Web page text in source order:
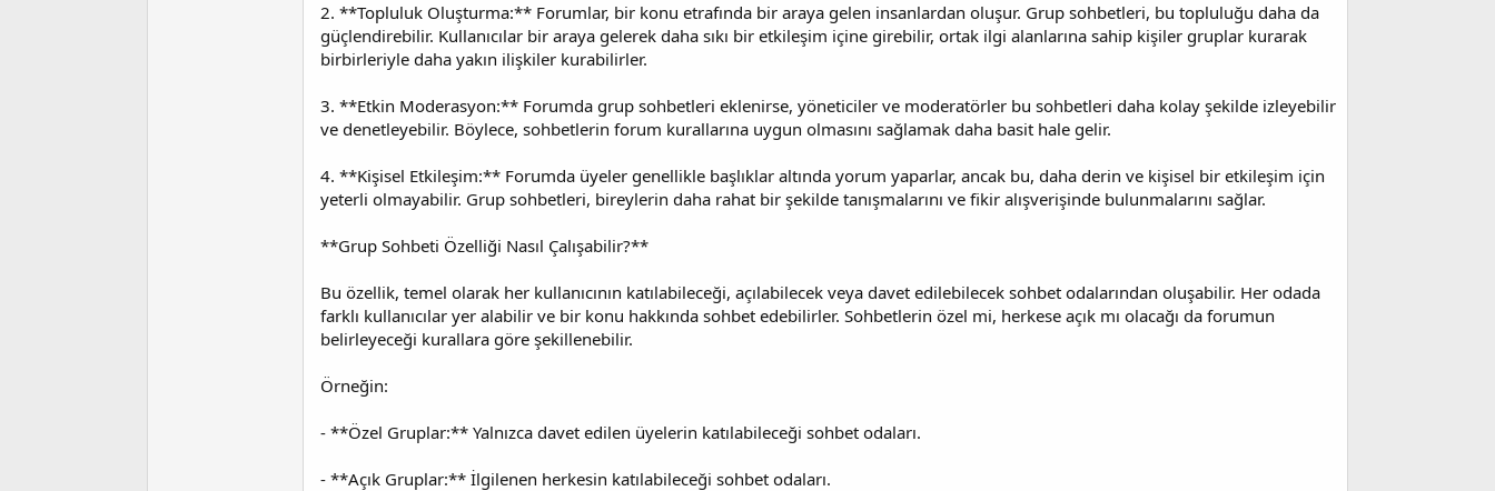
2. **Topluluk Oluşturma:** Forumlar, bir konu etrafında bir araya gelen insanlardan oluşur. Grup sohbetleri, bu topluluğu daha da
güçlendirebilir. Kullanıcılar bir araya gelerek daha sıkı bir etkileşim içine girebilir, ortak ilgi alanlarına sahip kişiler gruplar kurarak
birbirleriyle daha yakın ilişkiler kurabilirler.
3. **Etkin Moderasyon:** Forumda grup sohbetleri eklenirse, yöneticiler ve moderatörler bu sohbetleri daha kolay şekilde izleyebilir
ve denetleyebilir. Böylece, sohbetlerin forum kurallarına uygun olmasını sağlamak daha basit hale gelir.
4. **Kişisel Etkileşim:** Forumda üyeler genellikle başlıklar altında yorum yaparlar, ancak bu, daha derin ve kişisel bir etkileşim için
yeterli olmayabilir. Grup sohbetleri, bireylerin daha rahat bir şekilde tanışmalarını ve fikir alışverişinde bulunmalarını sağlar.
**Grup Sohbeti Özelliği Nasıl Çalışabilir?**
Bu özellik, temel olarak her kullanıcının katılabileceği, açılabilecek veya davet edilebilecek sohbet odalarından oluşabilir. Her odada
farklı kullanıcılar yer alabilir ve bir konu hakkında sohbet edebilirler. Sohbetlerin özel mi, herkese açık mı olacağı da forumun
belirleyeceği kurallara göre şekillenebilir.
Örneğin:
- **Özel Gruplar:** Yalnızca davet edilen üyelerin katılabileceği sohbet odaları.
- **Açık Gruplar:** İlgilenen herkesin katılabileceği sohbet odaları.